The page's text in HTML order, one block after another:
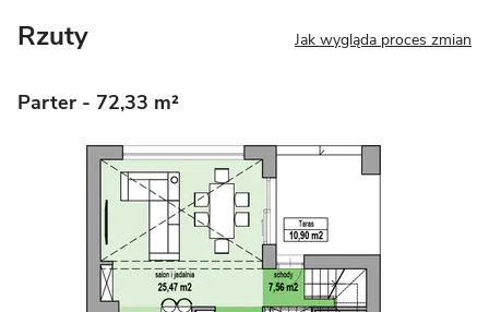
Rzuty Jak wygląda proces zmian
Parter - 72,33 m²